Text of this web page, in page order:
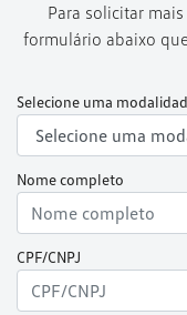
Para solicitar
formulário abaixo
Selecione uma
Nome completo
CPF/CNPJ